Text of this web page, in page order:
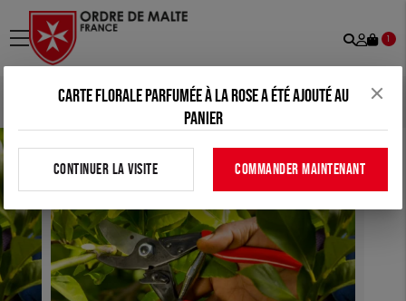
menu
Mon
1
Accueil>Tous nos produits>Maison >Sécateur
Carte florale parfumée à la rose a été ajouté au
panier
CONTINUER LA VISITE COMMANDER MAINTENANT